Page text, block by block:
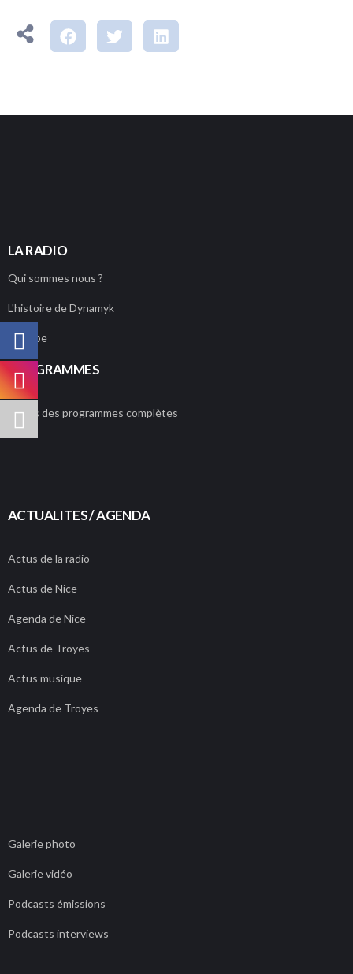
LA RADIO
Qui sommes nous ?
L'histoire de Dynamyk
L'équipe
PROGRAMMES
Grilles des programmes complètes
ACTUALITES / AGENDA
Actus de la radio
Actus de Nice
Agenda de Nice
Actus de Troyes
Actus musique
Agenda de Troyes
Galerie photo
Galerie vidéo
Podcasts émissions
Podcasts interviews